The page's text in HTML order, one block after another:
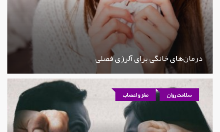
درمان‌های خانگی برای آلرژی فصلی
سلامت روان مغز و اعصاب